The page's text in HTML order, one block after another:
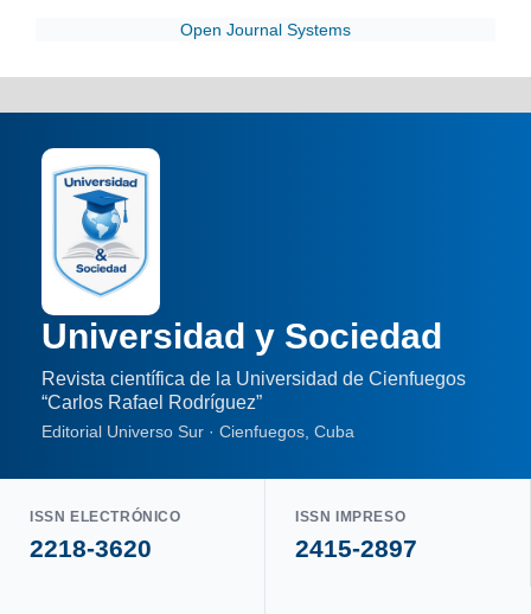
Open Journal Systems
Universidad y Sociedad
Revista científica de la Universidad de Cienfuegos
“Carlos Rafael Rodríguez”
Editorial Universo Sur · Cienfuegos, Cuba
ISSN ELECTRÓNICO
2218-3620
ISSN IMPRESO
2415-2897